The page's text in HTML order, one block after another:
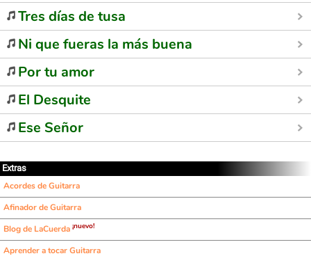
Tres días de tusa
Ni que fueras la más buena
Por tu amor
El Desquite
Ese Señor
Extras
Acordes de Guitarra
Afinador de Guitarra
Blog de LaCuerda ¡nuevo!
Aprender a tocar Guitarra